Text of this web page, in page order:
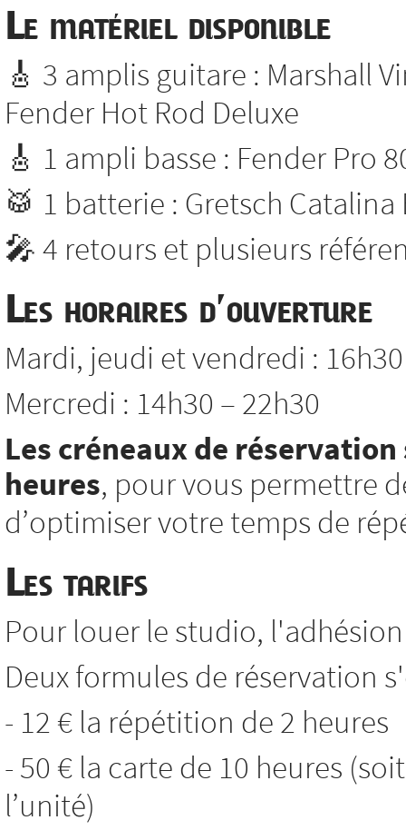
Le matériel disponible
🎸 3 amplis guitare : Marshall
Fender Hot Rod Deluxe
🎸 1 ampli basse : Fender Pro
🥁 1 batterie : Gretsch Catalina
🎤 4 retours et plusieurs
Les horaires d’ouverture
Mardi, jeudi et vendredi :
Mercredi : 14h30 – 22h30
Les créneaux de
heures, pour vous permettre
d’optimiser votre temps de
Les tarifs
Pour louer le studio,
Deux formules de réservation
- 12 € la répétition de 2 heures
- 50 € la carte de 10 heures
l’unité)